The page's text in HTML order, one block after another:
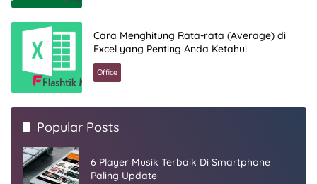
Cara Menghitung Rata-rata (Average) di
Excel yang Penting Anda Ketahui
Office
Popular Posts
6 Player Musik Terbaik Di Smartphone
Paling Update